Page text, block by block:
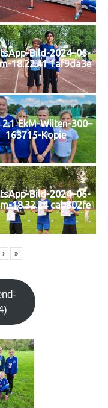
Bild-2024–06-
18.22.41 1af9da3e
Wiiten-300–
163715-Kopie
Bild-2024–06-
18.32.24 cab802fe
› »